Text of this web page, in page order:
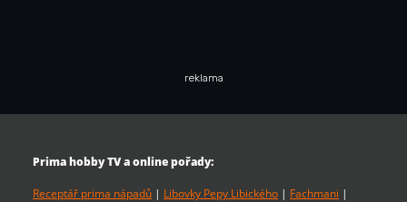
reklama
Prima hobby TV a online pořady:
Receptář prima nápadů | Libovky Pepy Libického | Fachmani |